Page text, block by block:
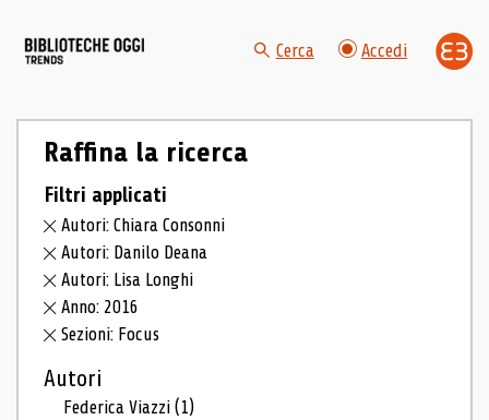
Cerca Accedi
Raffina la ricerca
Filtri applicati
Autori: Chiara Consonni
Autori: Danilo Deana
Autori: Lisa Longhi
Anno: 2016
Sezioni: Focus
Autori
Federica Viazzi(1)